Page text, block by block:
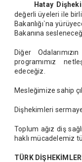
Hatay
değerli üyeleri ile
Bakanlığı`na
Bakanına
Diğer
programımız
edeceğiz.
Mesleğimize sahip
Dişhekimleri
Toplum ağız diş
haklı mücadelemiz
TÜRK